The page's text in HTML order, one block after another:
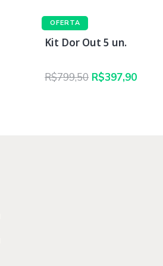
OFERTA
Kit Dor Out 5 un.
R$799,50 O
R$397,90O